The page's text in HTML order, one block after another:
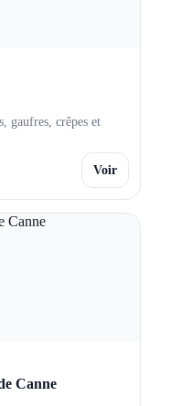
gaufres, crêpes et
Voir
Canne